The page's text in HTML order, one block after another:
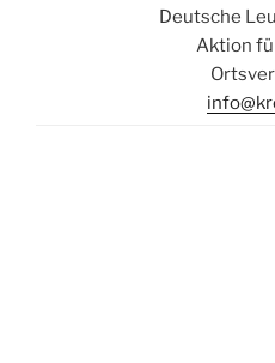
Deutsche
Aktion